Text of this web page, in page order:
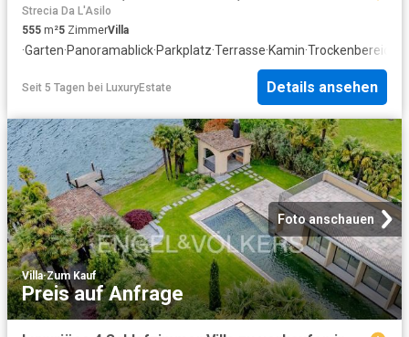
Strecia Da L'Asilo
555 m²5 ZimmerVilla
·Garten·Panoramablick·Parkplatz·Terrasse·Kamin·Trockenbereich
Seit 5 Tagen bei LuxuryEstate Details ansehen
Foto anschauen
Villa·Zum Kauf
Preis auf Anfrage